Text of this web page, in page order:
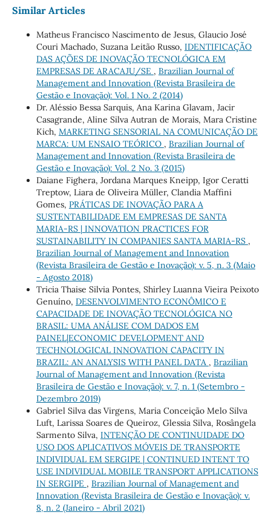
Similar Articles
Matheus Francisco Nascimento de Jesus, Glaucio José
Couri Machado, Suzana Leitão Russo, IDENTIFICAÇÃO
DAS AÇÕES DE INOVAÇÃO TECNOLÓGICA EM
EMPRESAS DE ARACAJU/SE , Brazilian Journal of
Management and Innovation (Revista Brasileira de
Gestão e Inovação): Vol. 1 No. 2 (2014)
Dr. Aléssio Bessa Sarquis, Ana Karina Glavam, Jacir
Casagrande, Aline Silva Autran de Morais, Mara Cristine
Kich, MARKETING SENSORIAL NA COMUNICAÇÃO DE
MARCA: UM ENSAIO TEÓRICO , Brazilian Journal of
Management and Innovation (Revista Brasileira de
Gestão e Inovação): Vol. 2 No. 3 (2015)
Daiane Fighera, Jordana Marques Kneipp, Igor Ceratti
Treptow, Liara de Oliveira Müller, Clandia Maffini
Gomes, PRÁTICAS DE INOVAÇÃO PARA A
SUSTENTABILIDADE EM EMPRESAS DE SANTA
MARIA-RS | INNOVATION PRACTICES FOR
SUSTAINABILITY IN COMPANIES SANTA MARIA-RS ,
Brazilian Journal of Management and Innovation
(Revista Brasileira de Gestão e Inovação): v. 5, n. 3 (Maio
- Agosto 2018)
Tricia Thaise Silvia Pontes, Shirley Luanna Vieira Peixoto
Genuíno, DESENVOLVIMENTO ECONÔMICO E
CAPACIDADE DE INOVAÇÃO TECNOLÓGICA NO
BRASIL: UMA ANÁLISE COM DADOS EM
PAINEL|ECONOMIC DEVELOPMENT AND
TECHNOLOGICAL INNOVATION CAPACITY IN
BRAZIL: AN ANALYSIS WITH PANEL DATA , Brazilian
Journal of Management and Innovation (Revista
Brasileira de Gestão e Inovação): v. 7, n. 1 (Setembro -
Dezembro 2019)
Gabriel Silva das Virgens, Maria Conceição Melo Silva
Luft, Larissa Soares de Queiroz, Glessia Silva, Rosângela
Sarmento Silva, INTENÇÃO DE CONTINUIDADE DO
USO DOS APLICATIVOS MÓVEIS DE TRANSPORTE
INDIVIDUAL EM SERGIPE | CONTINUED INTENT TO
USE INDIVIDUAL MOBILE TRANSPORT APPLICATIONS
IN SERGIPE , Brazilian Journal of Management and
Innovation (Revista Brasileira de Gestão e Inovação): v.
8, n. 2 (Janeiro - Abril 2021)